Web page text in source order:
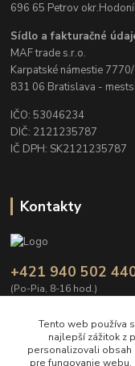
696 65 Petrov
Sídlo a fakturačné
MAF trade s.r.o.
Karpatské námestie
831 06 Bratislava -
IČO: 53046234
DIČ: 2121235787
IČ DPH: SK2121235787
Kontakty
+421 940 502
(Po-Pia, 8-16 hod.)
info@Garden-
Tento web používa
najlepší zážitok z
personalizovali obsah
pre fungovanie